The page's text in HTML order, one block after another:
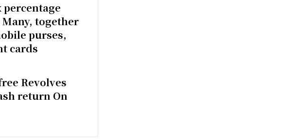
percentage
together
purses,
cards
Revolves
return On